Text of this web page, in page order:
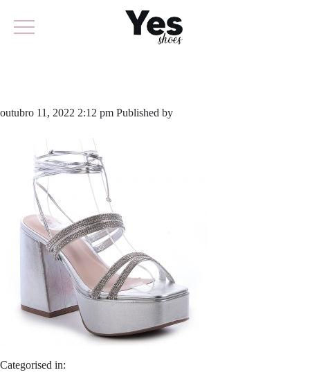
outubro 11, 2022 2:12 pm Published by
Categorised in: